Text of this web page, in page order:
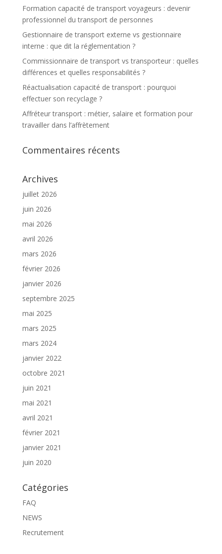
Formation capacité de transport voyageurs : devenir
professionnel du transport de personnes
Gestionnaire de transport externe vs gestionnaire
interne : que dit la réglementation ?
Commissionnaire de transport vs transporteur : quelles
différences et quelles responsabilités ?
Réactualisation capacité de transport : pourquoi
effectuer son recyclage ?
Affréteur transport : métier, salaire et formation pour
travailler dans l’affrètement
Commentaires récents
Archives
juillet 2026
juin 2026
mai 2026
avril 2026
mars 2026
février 2026
janvier 2026
septembre 2025
mai 2025
mars 2025
mars 2024
janvier 2022
octobre 2021
juin 2021
mai 2021
avril 2021
février 2021
janvier 2021
juin 2020
Catégories
FAQ
NEWS
Recrutement